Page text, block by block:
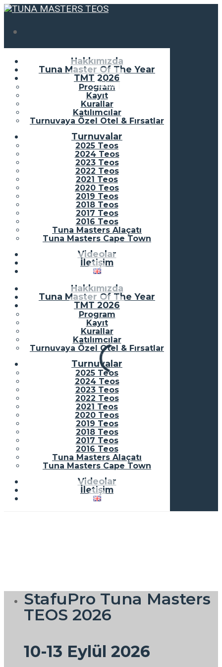
Türkçe
Hakkımızda
Tuna Master Of The Year
TMT 2026
Program
Kayıt
Kurallar
Katılımcılar
Turnuvaya Özel Otel & Fırsatlar
Turnuvalar
2025 Teos
2024 Teos
2023 Teos
2022 Teos
2021 Teos
2020 Teos
2019 Teos
2018 Teos
2017 Teos
2016 Teos
Tuna Masters Alaçatı
Tuna Masters Cape Town
Videolar
İletişim
Hakkımızda
Tuna Master Of The Year
TMT 2026
Program
Kayıt
Kurallar
Katılımcılar
Turnuvaya Özel Otel & Fırsatlar
Turnuvalar
2025 Teos
2024 Teos
2023 Teos
2022 Teos
2021 Teos
2020 Teos
2019 Teos
2018 Teos
2017 Teos
2016 Teos
Tuna Masters Alaçatı
Tuna Masters Cape Town
Videolar
İletişim
StafuPro Tuna Masters
TEOS 2026
10-13 Eylül 2026